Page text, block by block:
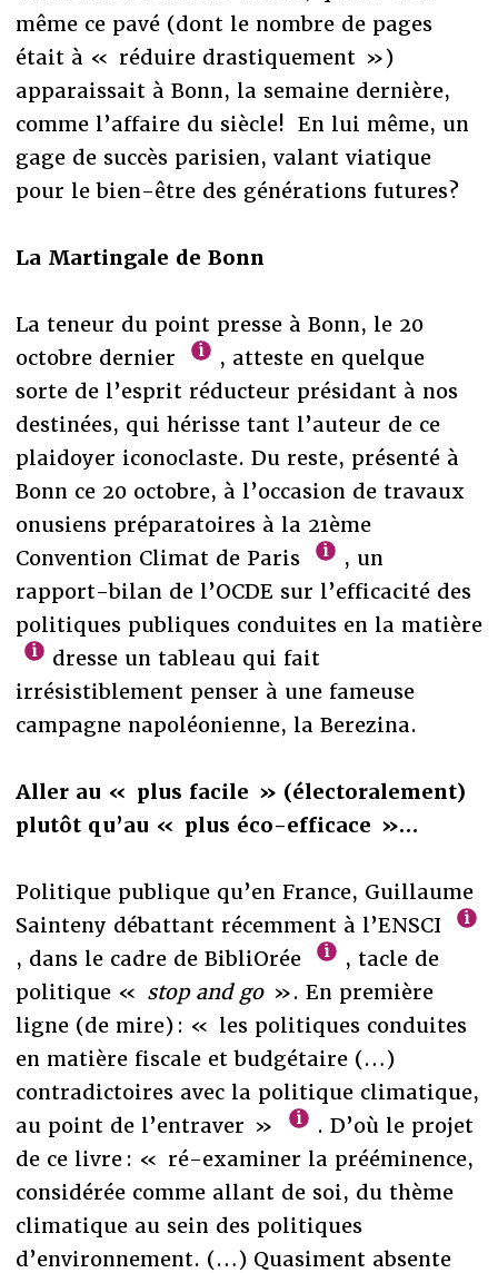
même ce pavé (dont le nombre de pages
était à « réduire drastiquement »)
apparaissait à Bonn, la semaine dernière,
comme l’affaire du siècle! En lui même, un
gage de succès parisien, valant viatique
pour le bien-être des générations futures?
La Martingale de Bonn
La teneur du point presse à Bonn, le 20
octobre dernier
, atteste en quelque
sorte de l’esprit réducteur présidant à nos
destinées, qui hérisse tant l’auteur de ce
plaidoyer iconoclaste. Du reste, présenté à
Bonn ce 20 octobre, à l’occasion de travaux
onusiens préparatoires à la 21ème
Convention Climat de Paris
, un
rapport-bilan de l’OCDE sur l’efficacité des
politiques publiques conduites en la matière
dresse un tableau qui fait
irrésistiblement penser à une fameuse
campagne napoléonienne, la Berezina.
Aller au « plus facile » (électoralement)
plutôt qu’au « plus éco-efficace »…
Politique publique qu’en France, Guillaume
Sainteny débattant récemment à l’ENSCI
, dans le cadre de BibliOrée
, tacle de
politique « stop and go». En première
ligne (de mire) : « les politiques conduites
en matière fiscale et budgétaire (…)
contradictoires avec la politique climatique,
au point de l’entraver »
. D’où le projet
de ce livre : « ré-examiner la prééminence,
considérée comme allant de soi, du thème
climatique au sein des politiques
d’environnement. (…) Quasiment absente